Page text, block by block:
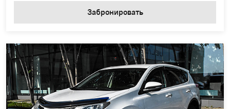
Забронировать